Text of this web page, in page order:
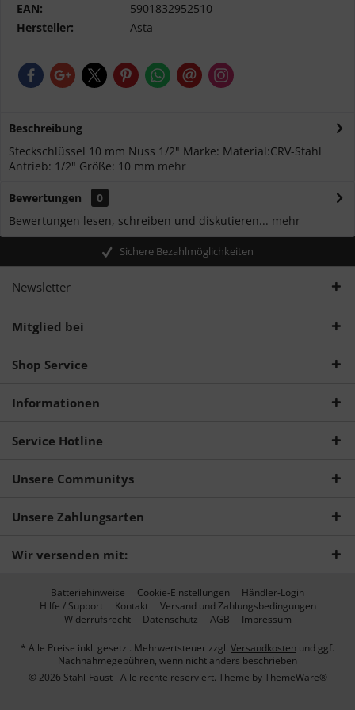
EAN:
5901832952510
Hersteller:
Asta
Beschreibung
Steckschlüssel 10 mm Nuss 1/2" Marke: Material:CRV-Stahl
Antrieb: 1/2" Größe: 10 mm mehr
Bewertungen
0
Bewertungen lesen, schreiben und diskutieren... mehr
Sichere Bezahlmöglichkeiten
Newsletter
Mitglied bei
Shop Service
Informationen
Service Hotline
Unsere Communitys
Unsere Zahlungsarten
Wir versenden mit:
Batteriehinweise Cookie-Einstellungen
Händler-Login
Hilfe / Support
Kontakt
Versand und Zahlungsbedingungen
Widerrufsrecht
Datenschutz AGB Impressum
* Alle Preise inkl. gesetzl. Mehrwertsteuer zzgl. Versandkosten und ggf.
Nachnahmegebühren, wenn nicht anders beschrieben
© 2026 Stahl-Faust - Alle rechte reserviert. Theme byThemeWare®